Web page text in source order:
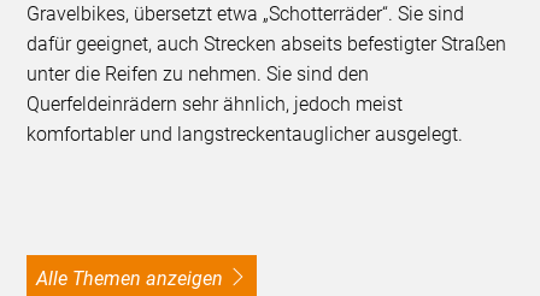
Gravelbikes, übersetzt etwa „Schotterräder“. Sie sind
dafür geeignet, auch Strecken abseits befestigter Straßen
unter die Reifen zu nehmen. Sie sind den
Querfeldeinrädern sehr ähnlich, jedoch meist
komfortabler und langstreckentauglicher ausgelegt.
alle Themen anzeigen